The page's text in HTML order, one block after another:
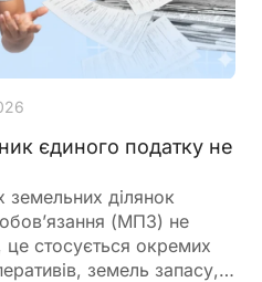
єдиного податку не
ділянок
(МПЗ) не
стосується окремих
земель запасу,